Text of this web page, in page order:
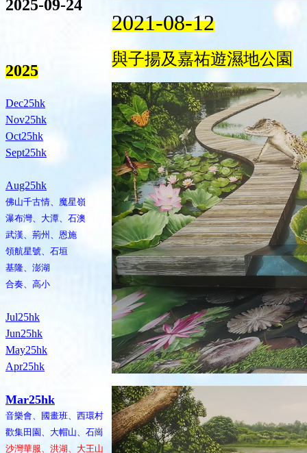
2025-09-24
2025
Dec25hk
Nov25hk
Oct25hk
Sept25hk
Aug25hk
佛山千古情、魔星嶺
瀑布灣、大潭、石澳
武漢、荊州、恩施
領航星號、石垣
基隆、澎湖
合奏、高小
Jul25hk
Jun25hk
May25hk
Apr25hk
Mar25hk
音樂會、國畫班、西環村
歡集田園、大帽山、石崗
沙灣華服、洪湖、大王山
2021-08-12
與子揚及嘉祐遊濕地公園